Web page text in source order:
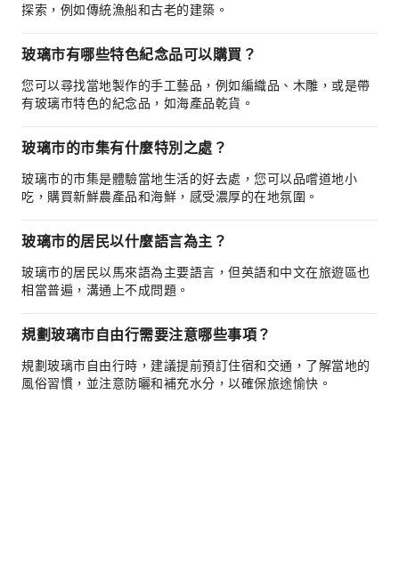
探索，例如傳統漁船和古老的建築。
玻璃市有哪些特色紀念品可以購買？
您可以尋找當地製作的手工藝品，例如編織品、木雕，或是帶
有玻璃市特色的紀念品，如海產品乾貨。
玻璃市的市集有什麼特別之處？
玻璃市的市集是體驗當地生活的好去處，您可以品嚐道地小
吃，購買新鮮農產品和海鮮，感受濃厚的在地氛圍。
玻璃市的居民以什麼語言為主？
玻璃市的居民以馬來語為主要語言，但英語和中文在旅遊區也
相當普遍，溝通上不成問題。
規劃玻璃市自由行需要注意哪些事項？
規劃玻璃市自由行時，建議提前預訂住宿和交通，了解當地的
風俗習慣，並注意防曬和補充水分，以確保旅途愉快。